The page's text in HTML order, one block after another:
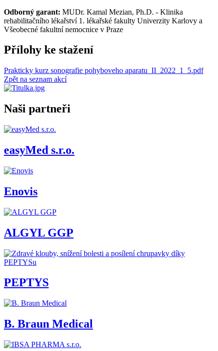
Odborný garant: MUDr. Kamal Mezian, Ph.D. - Klinika
rehabilitačního lékařství 1. lékařské fakulty Univerzity Karlovy a
Všeobecné fakultní nemocnice v Praze
Přílohy ke stažení
Prakticky kurz sonografie pohyboveho aparatu_II_2022_1_5.pdf
Zpět na seznam akcí
Naši partneři
easyMed s.r.o.
Enovis
ALGYL GGP
PEPTYS
B. Braun Medical